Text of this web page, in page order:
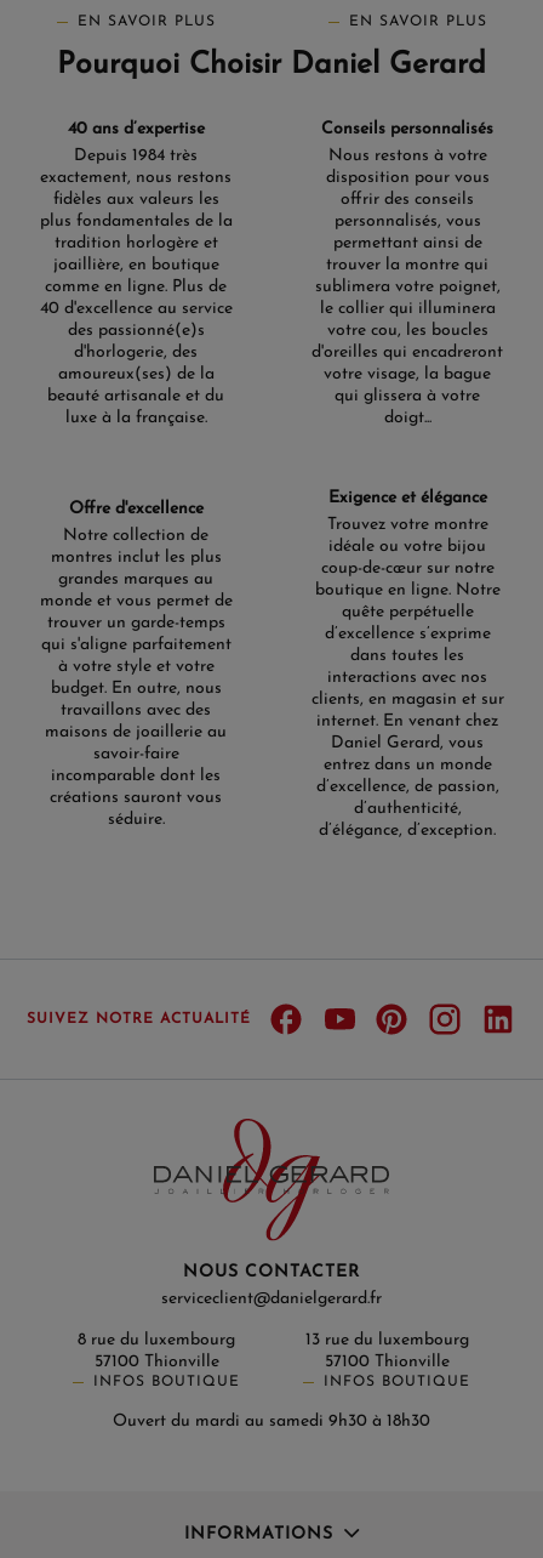
EN SAVOIR PLUS EN SAVOIR PLUS
Pourquoi Choisir Daniel Gerard
40 ans d’expertise
Depuis 1984 très
exactement, nous restons
fidèles aux valeurs les
plus fondamentales de la
tradition horlogère et
joaillière, en boutique
comme en ligne. Plus de
40 d'excellence au service
des passionné(e)s
d'horlogerie, des
amoureux(ses) de la
beauté artisanale et du
luxe à la française.
Conseils personnalisés
Nous restons à votre
disposition pour vous
offrir des conseils
personnalisés, vous
permettant ainsi de
trouver la montre qui
sublimera votre poignet,
le collier qui illuminera
votre cou, les boucles
d'oreilles qui encadreront
votre visage, la bague
qui glissera à votre
doigt...
Offre d'excellence
Notre collection de
montres inclut les plus
grandes marques au
monde et vous permet de
trouver un garde-temps
qui s'aligne parfaitement
à votre style et votre
budget. En outre, nous
travaillons avec des
maisons de joaillerie au
savoir-faire
incomparable dont les
créations sauront vous
séduire.
Exigence et élégance
Trouvez votre montre
idéale ou votre bijou
coup-de-cœur sur notre
boutique en ligne. Notre
quête perpétuelle
d’excellence s’exprime
dans toutes les
interactions avec nos
clients, en magasin et sur
internet. En venant chez
Daniel Gerard, vous
entrez dans un monde
d’excellence, de passion,
d’authenticité,
d’élégance, d’exception.
SUIVEZ NOTRE ACTUALITÉ
NOUS CONTACTER
serviceclient@danielgerard.fr
8 rue du luxembourg
57100 Thionville
INFOS BOUTIQUE
13 rue du luxembourg
57100 Thionville
INFOS BOUTIQUE
Ouvert du mardi au samedi 9h30 à 18h30
INFORMATIONS